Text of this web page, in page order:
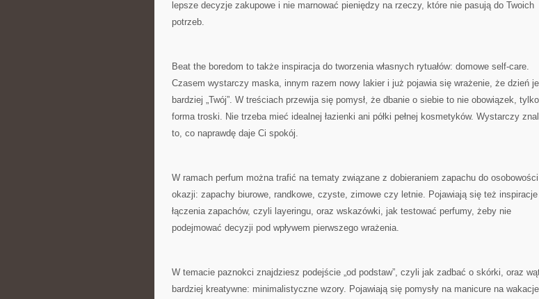
lepsze decyzje zakupowe i nie marnować pieniędzy na rzeczy, które nie pasują do Twoich
potrzeb.
Beat the boredom to także inspiracja do tworzenia własnych rytuałów: domowe self-care.
Czasem wystarczy maska, innym razem nowy lakier i już pojawia się wrażenie, że dzień
bardziej „Twój”. W treściach przewija się pomysł, że dbanie o siebie to nie obowiązek, tylko
forma troski. Nie trzeba mieć idealnej łazienki ani półki pełnej kosmetyków. Wystarczy
to, co naprawdę daje Ci spokój.
W ramach perfum można trafić na tematy związane z dobieraniem zapachu do
okazji: zapachy biurowe, randkowe, czyste, zimowe czy letnie. Pojawiają się też
łączenia zapachów, czyli layeringu, oraz wskazówki, jak testować perfumy, żeby nie
podejmować decyzji pod wpływem pierwszego wrażenia.
W temacie paznokci znajdziesz podejście „od podstaw”, czyli jak zadbać o skórki, oraz
bardziej kreatywne: minimalistyczne wzory. Pojawiają się pomysły na manicure na